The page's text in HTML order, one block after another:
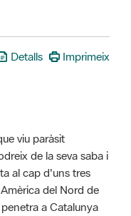
Detalls Imprimeix
viu paràsit
de la seva saba i
al cap d'uns tres
del Nord de
a Catalunya